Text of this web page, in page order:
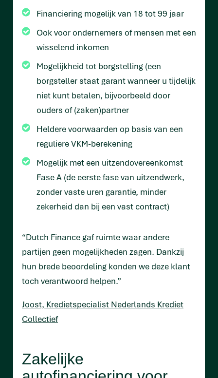
Financiering mogelijk van 18 tot 99 jaar
Ook voor ondernemers of mensen met een
wisselend inkomen
Mogelijkheid tot borgstelling (een
borgsteller staat garant wanneer u tijdelijk
niet kunt betalen, bijvoorbeeld door
ouders of (zaken)partner
Heldere voorwaarden op basis van een
reguliere VKM-berekening
Mogelijk met een uitzendovereenkomst
Fase A (de eerste fase van uitzendwerk,
zonder vaste uren garantie, minder
zekerheid dan bij een vast contract)
“Dutch Finance gaf ruimte waar andere
partijen geen mogelijkheden zagen. Dankzij
hun brede beoordeling konden we deze klant
toch verantwoord helpen.”
Joost, Kredietspecialist Nederlands Krediet
Collectief
Zakelijke